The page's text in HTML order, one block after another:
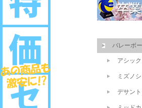
バレーボ
アシッ
ミズノ
デサン